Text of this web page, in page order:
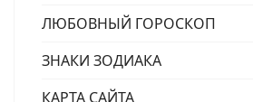
ЛЮБОВНЫЙ ГОРОСКОП
ЗНАКИ ЗОДИАКА
КАРТА САЙТА